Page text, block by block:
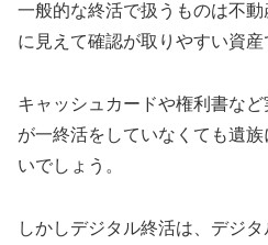
一般的な終活で扱うものは不
に見えて確認が取りやすい資産
キャッシュカードや権利書な
が一終活をしていなくても遺
いでしょう。
しかしデジタル終活は、デジ